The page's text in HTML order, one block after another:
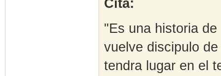
Cita:
"Es una historia
vuelve discipulo
tendra lugar en el